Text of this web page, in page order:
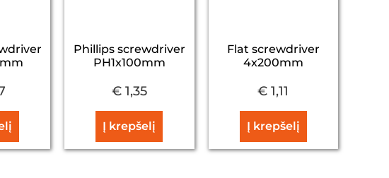
Phillips screwdriver
PH1x100mm
€1,35
Į krepšelį
Flat screwdriver
4x200mm
€ 1,11
Į krepšelį